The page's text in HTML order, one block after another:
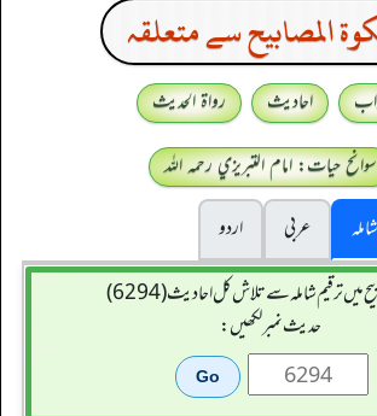
المصابيح سے متعلقہ
احادیث
رواۃ الحدیث
سوانح حیات: امام التبريزي رحمہ اللہ
عربی
اردو
میں ترقیم شاملہ سے تلاش کل احادیث (6294)
حدیث نمبر لکھیں: